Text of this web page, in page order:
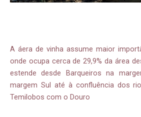
A áera de vinha assume maior
onde ocupa cerca de 29,9% da área
estende desde Barqueiros na
margem Sul até à confluência dos
Temilobos com o Douro